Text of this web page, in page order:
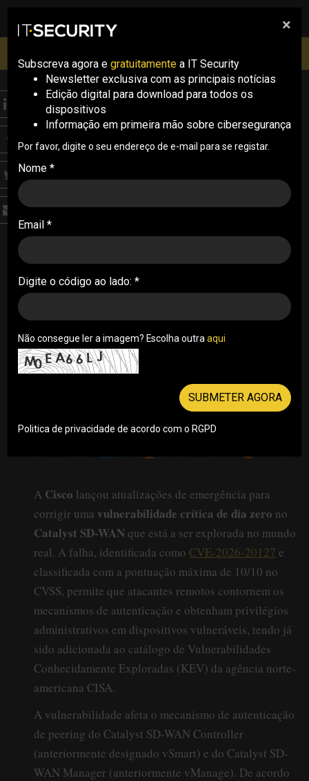
pesquisa
Inscrições abertas
THREATS
Cisco corrige zero-day
crítico explorado
ativamente por
atacantes sofisticados
Cisco corrige zero-day crítico CVE-2026-20127
28/02/2026
A Cisco lançou atualizações de emergência para
corrigir uma vulnerabilidade crítica de dia zero no
Catalyst SD-WANque está a ser explorada no mundo
real. A falha, identificada como CVE-2026-20127 e
classificada com a pontuação máxima de 10/10 no
CVSS, permite que atacantes remotos contornem os
mecanismos de autenticação e obtenham privilégios
administrativos em dispositivos vulneráveis, tendo já
sido adicionada ao catálogo de Vulnerabilidades
Conhecidamente Exploradas (KEV) da agência norte-
americana CISA.
A vulnerabilidade afeta o mecanismo de autenticação
de peering do Catalyst SD-WAN Controller
(anteriormente designado vSmart) e do Catalyst SD-
WAN Manager (anteriormente vManage). De acordo
×
Subscreva agora e gratuitamente a IT Security
Newsletter exclusiva com as principais notícias
Edição digital para download para todos os
dispositivos
Informação em primeira mão sobre cibersegurança
Por favor, digite o seu endereço de e-mail para se registar.
Nome *
Email *
Digite o código ao lado: *
Não consegue ler a imagem? Escolha outra aqui
SUBMETER AGORA
Politica de privacidade de acordo com o RGPD